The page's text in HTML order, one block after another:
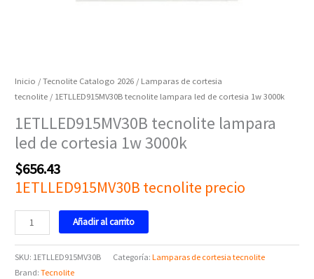
Inicio /Tecnolite Catalogo 2026 / Lamparas de cortesia
tecnolite / 1ETLLED915MV30B tecnolite lampara led de cortesia 1w 3000k
1ETLLED915MV30B tecnolite lampara
led de cortesia 1w 3000k
$656.43
1ETLLED915MV30B tecnolite precio
Añadir al carrito
SKU: 1ETLLED915MV30B Categoría:Lamparas de cortesia tecnolite
Brand:Tecnolite